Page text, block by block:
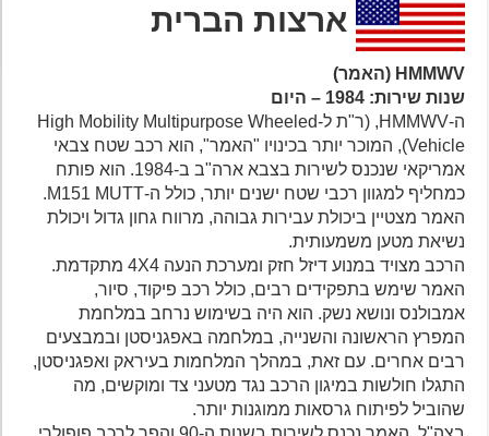
ארצות הברית
HMMWV (האמר)
שנות שירות: 1984 – היום
ה-HMMWV, (ר"ת ל-High Mobility Multipurpose Wheeled
Vehicle), המוכר יותר בכינויו "האמר", הוא רכב שטח צבאי
אמריקאי שנכנס לשירות בצבא ארה"ב ב-1984. הוא פותח
כמחליף למגוון רכבי שטח ישנים יותר, כולל ה-M151 MUTT.
האמר מצטיין ביכולת עבירות גבוהה, מרווח גחון גדול ויכולת
נשיאת מטען משמעותית.
הרכב מצויד במנוע דיזל חזק ומערכת הנעה 4X4 מתקדמת.
האמר שימש בתפקידים רבים, כולל רכב פיקוד, סיור,
אמבולנס ונושא נשק. הוא היה בשימוש נרחב במלחמת
המפרץ הראשונה והשנייה, במלחמה באפגניסטן ובמבצעים
רבים אחרים. עם זאת, במהלך המלחמות בעיראק ואפגניסטן,
התגלו חולשות במיגון הרכב נגד מטעני צד ומוקשים, מה
שהוביל לפיתוח גרסאות ממוגנות יותר.